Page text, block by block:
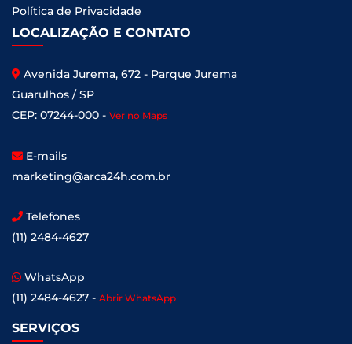
Política de Privacidade
LOCALIZAÇÃO E CONTATO
Avenida Jurema, 672 - Parque Jurema
Guarulhos / SP
CEP: 07244-000 - Ver no Maps
E-mails
marketing@arca24h.com.br
Telefones
(11) 2484-4627
WhatsApp
(11) 2484-4627 - Abrir WhatsApp
SERVIÇOS